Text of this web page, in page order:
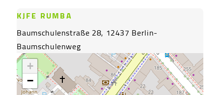
KJFE RUMBA
Baumschulenstraße 28, 12437 Berlin-
Baumschulenweg
+
−